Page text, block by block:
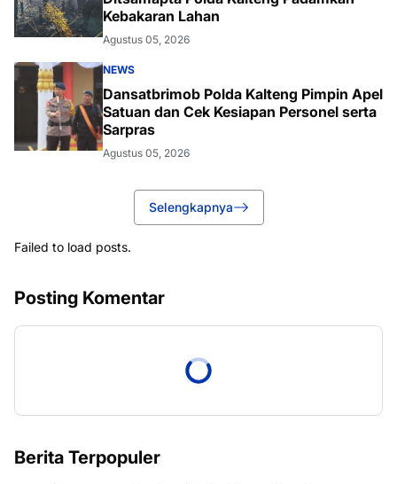
Kebakaran Lahan
Agustus 05, 2026
NEWS
Dansatbrimob Polda Kalteng Pimpin Apel
Satuan dan Cek Kesiapan Personel serta
Sarpras
Agustus 05, 2026
Selengkapnya
Failed to load posts.
Posting Komentar
Berita Terpopuler